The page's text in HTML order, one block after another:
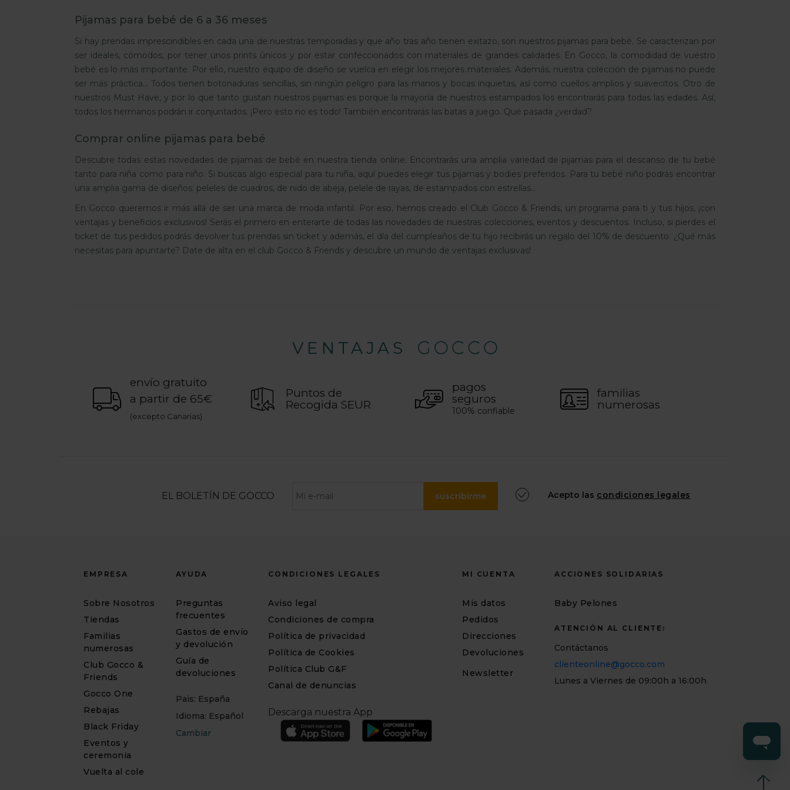
Pijamas para bebé de 6 a 36 meses
Si hay prendas imprescindibles en cada una de nuestras temporadas y que año tras año tienen exitazo, son nuestros pijamas para bebé. Se caracterizan por
ser ideales, cómodos, por tener unos prints únicos y por estar confeccionados con materiales de grandes calidades. En Gocco, la comodidad de vuestro
bebé es lo más importante. Por ello, nuestro equipo de diseño se vuelca en elegir los mejores materiales. Además, nuestra colección de pijamas no puede
ser más práctica... Todos tienen botonaduras sencillas, sin ningún peligro para las manos y bocas inquietas, así como cuellos amplios y suavecitos. Otro de
nuestros Must Have, y por lo que tanto gustan nuestros pijamas es porque la mayoría de nuestros estampados los encontrarás para todas las edades. Así,
todos los hermanos podrán ir conjuntados. ¡Pero esto no es todo! También encontrarás las batas a juego. Qué pasada ¿verdad?
Comprar online pijamas para bebé
Descubre todas estas novedades de pijamas de bebé en nuestra tienda online. Encontrarás una amplia variedad de pijamas para el descanso de tu bebé
tanto para niña como para niño. Si buscas algo especial para tu niña, aquí puedes elegir tus pijamas y bodies preferidos. Para tu bebé niño podrás encontrar
una amplia gama de diseños: peleles de cuadros, de nido de abeja, pelele de rayas, de estampados con estrellas...
En Gocco queremos ir más allá de ser una marca de moda infantil. Por eso, hemos creado el Club Gocco & Friends, un programa para ti y tus hijos, ¡con
ventajas y beneficios exclusivos! Serás el primero en enterarte de todas las novedades de nuestras colecciones, eventos y descuentos. Incluso, si pierdes el
ticket de tus pedidos podrás devolver tus prendas sin ticket y además, el día del cumpleaños de tu hijo recibirás un regalo del 10% de descuento. ¿Qué más
necesitas para apuntarte? Date de alta en el club Gocco & Friends y descubre un mundo de ventajas exclusivas!
VENTAJAS
envío gratuito
a partir de 65€
(excepto Canarias)
Puntos de
Recogida SEUR
pagos
seguros
100% confiable
familias
numerosas
EL BOLETÍN DE GOCCO suscribirme Acepto las condiciones legales
EMPRESA
Sobre Nosotros
Tiendas
Familias
numerosas
Club Gocco &
Friends
Gocco One
Rebajas
Black Friday
Eventos y
ceremonia
Vuelta al cole
AYUDA
Preguntas
frecuentes
Gastos de envío
y devolución
Guía de
devoluciones
Pais: España
Idioma: Español
Cambiar
CONDICIONES LEGALES
Aviso legal
Condiciones de compra
Política de privacidad
Política de Cookies
Política Club G&F
Canal de denuncias
Descarga nuestra App
MI CUENTA
Mis datos
Pedidos
Direcciones
Devoluciones
Newsletter
ACCIONES SOLIDARIAS
Baby Pelones
ATENCIÓN AL CLIENTE:
Contáctanos
clienteonline@gocco.com
Lunes a Viernes de 09:00h a 16:00h